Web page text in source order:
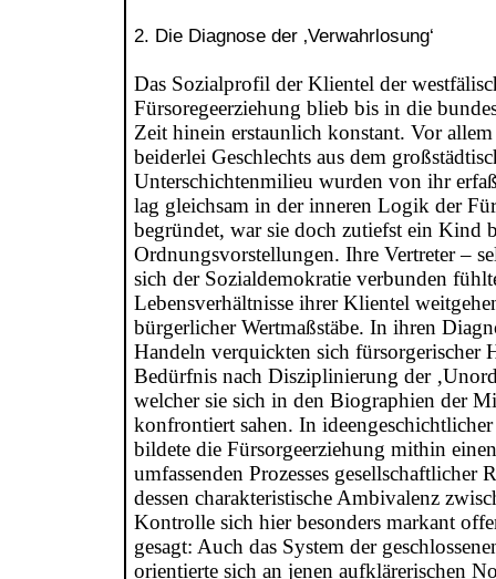
2. Die Diagnose der ‚Verwahrlosung‘
Das Sozialprofil der Klientel der
Fürsoregeerziehung blieb bis in die
Zeit hinein erstaunlich konstant. Vor
beiderlei Geschlechts aus dem
Unterschichtenmilieu wurden von ihr
lag gleichsam in der inneren Logik der
begründet, war sie doch zutiefst ein Kind
Ordnungsvorstellungen. Ihre Vertreter –
sich der Sozialdemokratie verbunden
Lebensverhältnisse ihrer Klientel
bürgerlicher Wertmaßstäbe. In ihren
Handeln verquickten sich fürsorgerischer
Bedürfnis nach Disziplinierung der
welcher sie sich in den Biographien der
konfrontiert sahen. In
bildete die Fürsorgeerziehung mithin
umfassenden Prozesses gesellschaftlicher
dessen charakteristische Ambivalenz
Kontrolle sich hier besonders markant
gesagt: Auch das System der
orientierte sich an jenen aufklärerischen